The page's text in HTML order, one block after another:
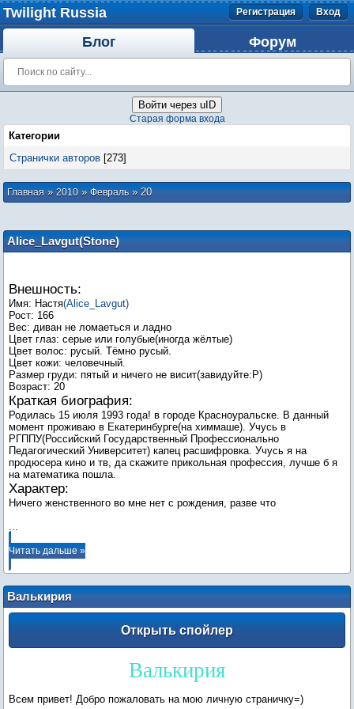
Twilight Russia Регистрация Вход
Блог Форум
Войти через uID
Старая форма входа
Категории
Странички авторов [273]
Главная»2010 » Февраль » 20
Alice_Lavgut(Stone)
Внешность:
Имя: Настя(Alice_Lavgut)
Рост: 166
Вес: диван не ломаеться и ладно
Цвет глаз: серые или голубые(иногда жёлтые)
Цвет волос: русый. Тёмно русый.
Цвет кожи: человечный.
Размер груди: пятый и ничего не висит(завидуйте:Р)
Возраст: 20
Краткая биография:
Родилась 15 июля 1993 года! в городе Красноуральске. В данный
момент проживаю в Екатеринбурге(на химмаше). Учусь в
РГППУ(Российский Государственный Профессионально
Педагогический Университет) капец расшифровка. Учусь я на
продюсера кино и тв, да скажите прикольная профессия, лучше б я
на математика пошла.
Характер:
...
Читать дальше »
Валькирия
Валькирия
Всем привет! Добро пожаловать на мою личную страничку=)